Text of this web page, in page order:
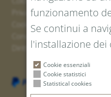
Privacy Policy
Cookies
Diritto di recesso
funzionamento
Se continui a
l'installazione dei
Cookie essenziali
Cookie statistici
Statistical cookies